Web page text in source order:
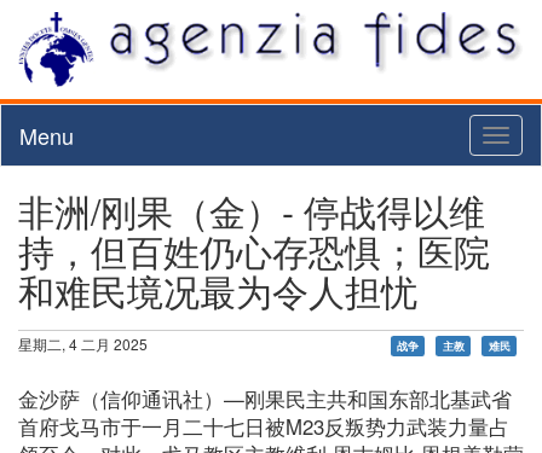
Menu
非洲/刚果（金）- 停战得以维
持，但百姓仍心存恐惧；医院
和难民境况最为令人担忧
星期二, 4 二月 2025 战争 主教 难民
金沙萨（信仰通讯社）—刚果民主共和国东部北基武省
首府戈马市于一月二十七日被M23反叛势力武装力量占